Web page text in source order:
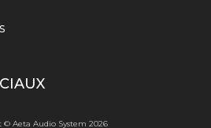
© Aeta Audio System 2026